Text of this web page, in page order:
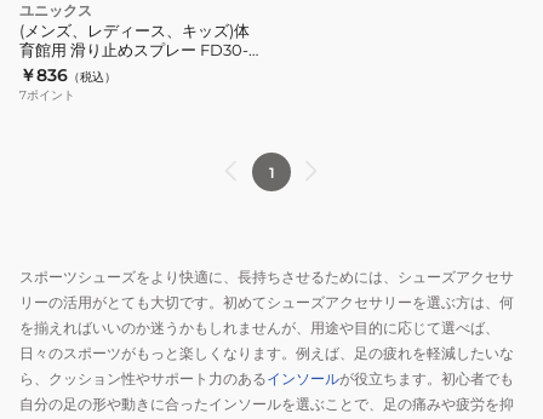
ユニックス
(メンズ、レディース、キッズ)体
育館用 滑り止めスプレー FD30-
57
￥836 （税込）
7ポイント
1
スポーツシューズをより快適に、長持ちさせるためには、シューズアクセサ
リーの活用がとても大切です。初めてシューズアクセサリーを選ぶ方は、何
を揃えればいいのか迷うかもしれませんが、用途や目的に応じて選べば、
日々のスポーツがもっと楽しくなります。例えば、足の疲れを軽減したいな
ら、クッション性やサポート力のあるインソールが役立ちます。初心者でも
自分の足の形や動きに合ったインソールを選ぶことで、足の痛みや疲労を抑